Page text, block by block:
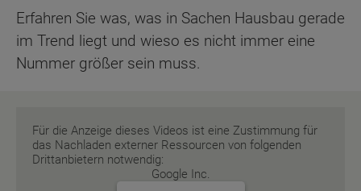
Erfahren Sie was, was in Sachen Hausbau gerade
im Trend liegt und wieso es nicht immer eine
Nummer größer sein muss.
Für die Anzeige dieses Videos ist eine Zustimmung für
das Nachladen externer Ressourcen von folgenden
Drittanbietern notwendig:
Google Inc.